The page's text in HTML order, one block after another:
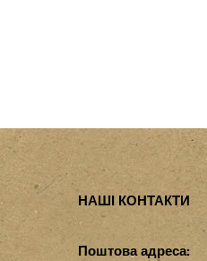
НАШІ КОНТАКТИ
Поштова адреса: